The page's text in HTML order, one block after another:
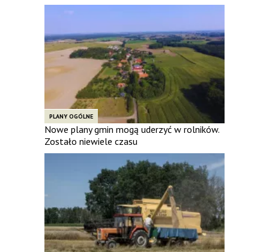
PLANY OGÓLNE
Nowe plany gmin mogą uderzyć w rolników.
Zostało niewiele czasu